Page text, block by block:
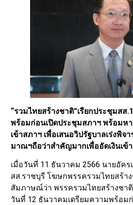
“รวมไทยสร้างชาติ”เรียกประชุมสส
พร้อมก่อนเปิดประชุมสภาฯ พร้อมห
เข้าสภาฯ เพื่อเสนอวิปรัฐบาลเร่งพิจ
มาณฯถือว่าสำคัญมากเพื่ออัดเงินเข้
เมื่อวันที่ 11 ธันวาคม 2566 นายอัค
สส.ราชบุรี โฆษกพรรครวมไทยสร้า
สัมภาษณ์ว่า พรรครวมไทยสร้างชา
วันที่ 12 ธันวาคมเตรียมความพร้อม